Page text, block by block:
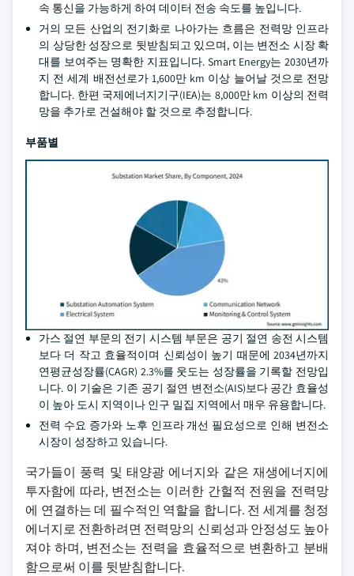
속 통신을 가능하게 하여 데이터 전송 속도를 높입니다.
거의 모든 산업의 전기화로 나아가는 흐름은 전력망 인프라
의 상당한 성장으로 뒷받침되고 있으며, 이는 변전소 시장 확
대를 보여주는 명확한 지표입니다. Smart Energy는 2030년까
지 전 세계 배전선로가 1,600만 km 이상 늘어날 것으로 전망
합니다. 한편 국제에너지기구(IEA)는 8,000만 km 이상의 전력
망을 추가로 건설해야 할 것으로 추정합니다.
부품별
가스 절연 부문의 전기 시스템 부문은 공기 절연 송전 시스템
보다 더 작고 효율적이며 신뢰성이 높기 때문에 2034년까지
연평균성장률(CAGR) 2.3%를 웃도는 성장률을 기록할 전망입
니다. 이 기술은 기존 공기 절연 변전소(AIS)보다 공간 효율성
이 높아 도시 지역이나 인구 밀집 지역에서 매우 유용합니다.
전력 수요 증가와 노후 인프라 개선 필요성으로 인해 변전소
시장이 성장하고 있습니다.
국가들이 풍력 및 태양광 에너지와 같은 재생에너지에
투자함에 따라, 변전소는 이러한 간헐적 전원을 전력망
에 연결하는 데 필수적인 역할을 합니다. 전 세계를 청정
에너지로 전환하려면 전력망의 신뢰성과 안정성도 높아
져야 하며, 변전소는 전력을 효율적으로 변환하고 분배
함으로써 이를 뒷받침합니다.